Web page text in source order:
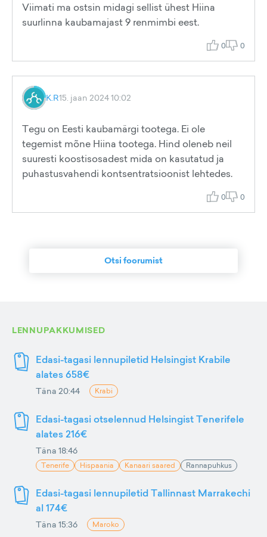
Viimati ma ostsin midagi sellist ühest Hiina
suurlinna kaubamajast 9 renmimbi eest.
0 0
K.R15. jaan 2024 10:02
Tegu on Eesti kaubamärgi tootega. Ei ole
tegemist mõne Hiina tootega. Hind oleneb neil
suuresti koostisosadest mida on kasutatud ja
puhastusvahendi kontsentratsioonist lehtedes.
0 0
Otsi foorumist
LENNUPAKKUMISED
Edasi-tagasi lennupiletid Helsingist Krabile
alates 658€
Täna 20:44 Krabi
Edasi-tagasi otselennud Helsingist Tenerifele
alates 216€
Täna 18:46
Tenerife Hispaania Kanaari saared Rannapuhkus
Edasi-tagasi lennupiletid Tallinnast Marrakechi
al 174€
Täna 15:36 Maroko